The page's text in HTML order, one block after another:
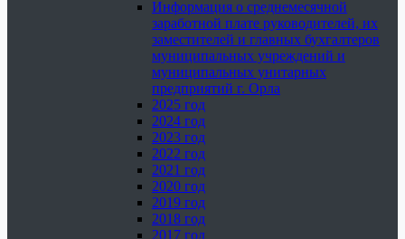
Информация о среднемесячной
заработной плате руководителей, их
заместителей и главных бухгалтеров
муниципальных учреждений и
муниципальных унитарных
предприятий г. Орла
2025 год
2024 год
2023 год
2022 год
2021 год
2020 год
2019 год
2018 год
2017 год